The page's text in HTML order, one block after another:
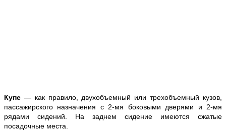
Купе — как правило, двухобъемный или трехобъемный кузов,
пассажирского назначения с 2-мя боковыми дверями и 2-мя
рядами сидений. На заднем сидение имеются сжатые
посадочные места.